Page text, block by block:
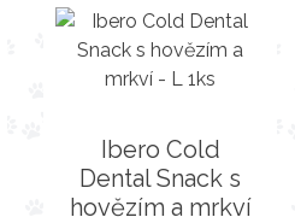
Ibero Cold
Dental Snack s
hovězím a mrkví